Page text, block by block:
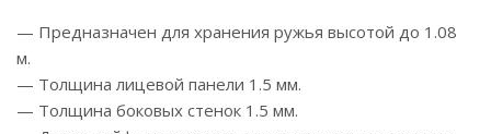
— Предназначен для хранения ружья высотой до 1.08
м.
— Толщина лицевой панели 1.5 мм.
— Толщина боковых стенок 1.5 мм.